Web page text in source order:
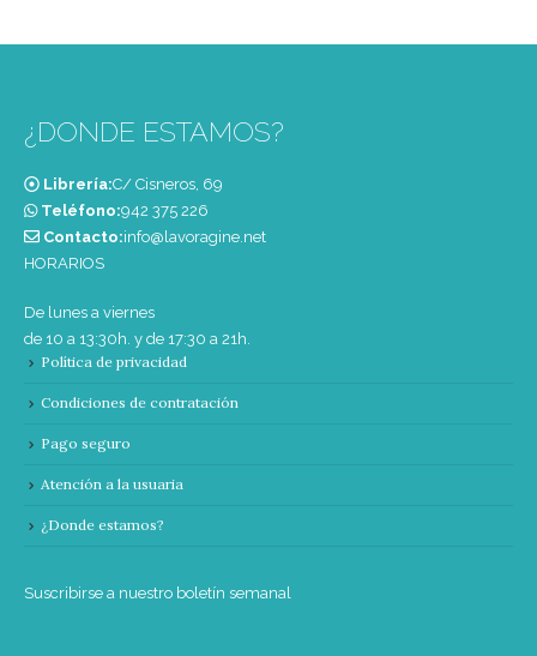
¿DONDE ESTAMOS?
Librería:C/ Cisneros, 69
Teléfono:‭942 375 226‬
Contacto:info@lavoragine.net
HORARIOS
De lunes a viernes
de 10 a 13:30h. y de 17:30 a 21h.
Política de privacidad
Condiciones de contratación
Pago seguro
Atención a la usuaria
¿Donde estamos?
Suscribirse a nuestro boletín semanal